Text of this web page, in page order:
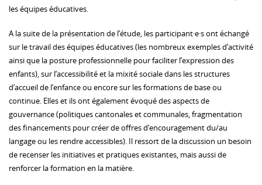
les équipes éducatives.
A la suite de la présentation de l’étude, les participant·e·s ont échangé
sur le travail des équipes éducatives (les nombreux exemples d’activité
ainsi que la posture professionnelle pour faciliter l’expression des
enfants), sur l’accessibilité et la mixité sociale dans les structures
d’accueil de l’enfance ou encore sur les formations de base ou
continue. Elles et ils ont également évoqué des aspects de
gouvernance (politiques cantonales et communales, fragmentation
des financements pour créer de offres d’encouragement du/au
langage ou les rendre accessibles). Il ressort de la discussion un besoin
de recenser les initiatives et pratiques existantes, mais aussi de
renforcer la formation en la matière.